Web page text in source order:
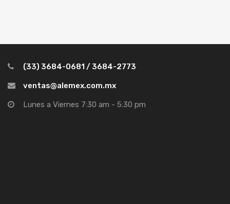
(33) 3684-0681 / 3684-2773
ventas@alemex.com.mx
Lunes a Viernes 7:30 am - 5:30 pm